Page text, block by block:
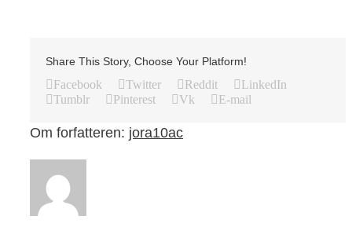
Share This Story, Choose Your Platform!
Facebook Twitter Reddit
LinkedIn
Tumblr
Pinterest Vk E-mail
Om forfatteren: jora10ac